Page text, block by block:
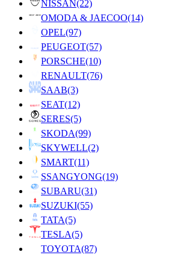
NISSAN(22)
OMODA & JAECOO(14)
OPEL(97)
PEUGEOT(57)
PORSCHE(10)
RENAULT(76)
SAAB(3)
SEAT(12)
SERES(5)
SKODA(99)
SKYWELL(2)
SMART(11)
SSANGYONG(19)
SUBARU(31)
SUZUKI(55)
TATA(5)
TESLA(5)
TOYOTA(87)